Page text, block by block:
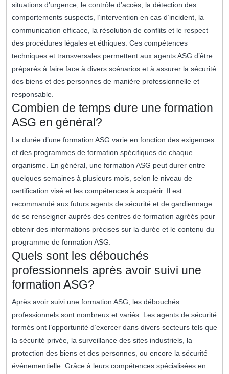
situations d’urgence, le contrôle d’accès, la détection des
comportements suspects, l’intervention en cas d’incident, la
communication efficace, la résolution de conflits et le respect
des procédures légales et éthiques. Ces compétences
techniques et transversales permettent aux agents ASG d’être
préparés à faire face à divers scénarios et à assurer la sécurité
des biens et des personnes de manière professionnelle et
responsable.
Combien de temps dure une formation
ASG en général?
La durée d’une formation ASG varie en fonction des exigences
et des programmes de formation spécifiques de chaque
organisme. En général, une formation ASG peut durer entre
quelques semaines à plusieurs mois, selon le niveau de
certification visé et les compétences à acquérir. Il est
recommandé aux futurs agents de sécurité et de gardiennage
de se renseigner auprès des centres de formation agréés pour
obtenir des informations précises sur la durée et le contenu du
programme de formation ASG.
Quels sont les débouchés
professionnels après avoir suivi une
formation ASG?
Après avoir suivi une formation ASG, les débouchés
professionnels sont nombreux et variés. Les agents de sécurité
formés ont l’opportunité d’exercer dans divers secteurs tels que
la sécurité privée, la surveillance des sites industriels, la
protection des biens et des personnes, ou encore la sécurité
événementielle. Grâce à leurs compétences spécialisées en